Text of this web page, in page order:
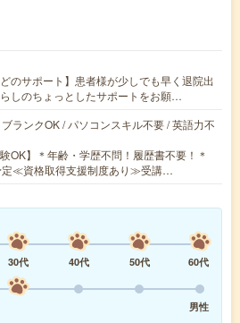
どのサポート】患者様が少しでも早く退院出
しのちょっとしたサポートをお願…
ランクOK / パソコンスキル不要 / 英語力不
OK】＊年齢・学歴不問！履歴書不要！＊
定≪資格取得支援制度あり≫受講…
30代 40代 50代
60代
男性